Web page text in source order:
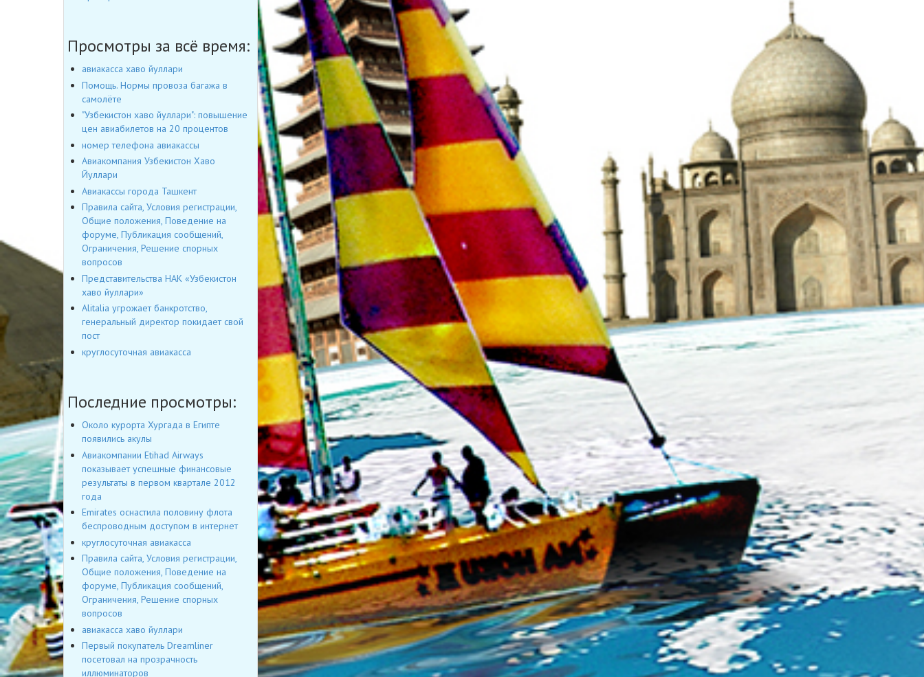
Просмотры за всё время:
авиакасса хаво йуллари
Помощь. Нормы провоза багажа в
самолёте
"Узбекистон хаво йуллари": повышение
цен авиабилетов на 20 процентов
номер телефона авиакассы
Авиакомпания Узбекистон Хаво
Йуллари
Авиакассы города Ташкент
Правила сайта, Условия регистрации,
Общие положения, Поведение на
форуме, Публикация сообщений,
Ограничения, Решение спорных
вопросов
Представительства НАК «Узбекистон
хаво йуллари»
Alitalia угрожает банкротство,
генеральный директор покидает свой
пост
круглосуточная авиакасса
Последние просмотры:
Около курорта Хургада в Египте
появились акулы
Авиакомпании Etihad Airways
показывает успешные финансовые
результаты в первом квартале 2012
года
Emirates оснастила половину флота
беспроводным доступом в интернет
круглосуточная авиакасса
Правила сайта, Условия регистрации,
Общие положения, Поведение на
форуме, Публикация сообщений,
Ограничения, Решение спорных
вопросов
авиакасса хаво йуллари
Первый покупатель Dreamliner
посетовал на прозрачность
иллюминаторов